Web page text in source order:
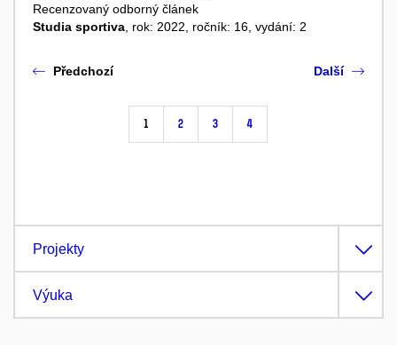
Recenzovaný odborný článek
Studia sportiva, rok: 2022, ročník: 16, vydání: 2
Předchozí
1 2 3 4
Další
Projekty
Výuka